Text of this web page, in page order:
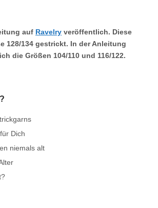
auf Ravelry veröffentlich. Diese
128/134 gestrickt. In der Anleitung
die Größen 104/110 und 116/122.
Dich
niemals alt